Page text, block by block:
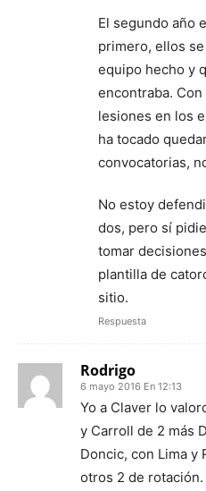
El segundo año
primero, ellos
equipo hecho y
encontraba.
lesiones en los
ha tocado
convocatorias,
No estoy
dos, pero sí
tomar
plantilla de
sitio.
Respuesta
Rodrigo
6 mayo 2016 En 12:13
Yo a Claver lo
y Carroll de 2 más
Doncic, con Lima y
otros 2 de